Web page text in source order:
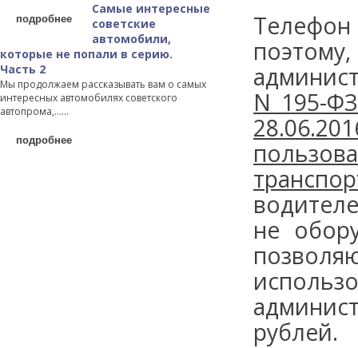
подробнее
Самые интересные
советские
автомобили,
которые не попали в серию.
Часть 2
Мы продолжаем рассказывать вам о самых
интересных автомобилях советского
автопрома,…...
подробнее
N 195-
не
рублей.